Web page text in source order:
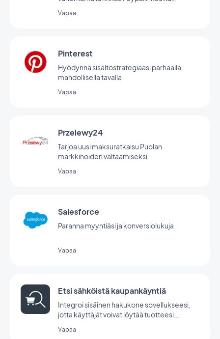
Vapaa
Pinterest
Hyödynnä sisältöstrategiaasi parhaalla
mahdollisella tavalla
Vapaa
Przelewy24
Tarjoa uusi maksuratkaisu Puolan
markkinoiden valtaamiseksi.
Vapaa
Salesforce
Paranna myyntiäsi ja konversiolukuja
Vapaa
Etsi sähköistä kaupankäyntiä
Integroi sisäinen hakukone sovellukseesi,
jotta käyttäjät voivat löytää tuotteesi
laajennuksen avulla.
Vapaa